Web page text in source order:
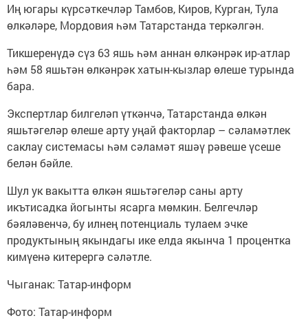
Иң югары күрсәткечләр Тамбов, Киров, Курган, Тула
өлкәләре, Мордовия һәм Татарстанда теркәлгән.
Тикшеренүдә сүз 63 яшь һәм аннан өлкәнрәк ир-атлар
һәм 58 яшьтән өлкәнрәк хатын-кызлар өлеше турында
бара.
Экспертлар билгеләп үткәнчә, Татарстанда өлкән
яшьтәгеләр өлеше арту уңай факторлар – сәламәтлек
саклау системасы һәм сәламәт яшәү рәвеше үсеше
белән бәйле.
Шул ук вакытта өлкән яшьтәгеләр саны арту
икътисадка йогынты ясарга мөмкин. Белгечләр
бәяләвенчә, бу илнең потенциаль тулаем эчке
продуктының якындагы ике елда якынча 1 процентка
кимүенә китерергә сәләтле.
Чыганак: Татар-информ
Фото: Татар-информ